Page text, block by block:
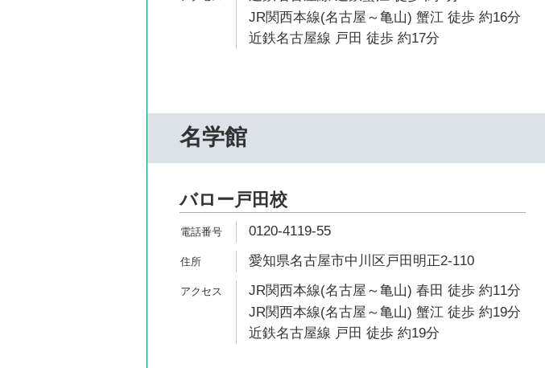
JR関西本線(名古屋～亀山) 蟹江 徒歩 約16分
近鉄名古屋線 戸田 徒歩 約17分
名学館
バロー戸田校
0120-4119-55
愛知県名古屋市中川区戸田明正2-110
JR関西本線(名古屋～亀山) 春田 徒歩 約11分
JR関西本線(名古屋～亀山) 蟹江 徒歩 約19分
近鉄名古屋線 戸田 徒歩 約19分